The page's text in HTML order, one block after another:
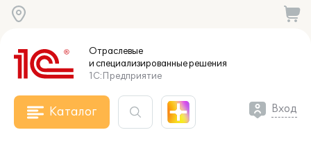
Отраслевые
и специализированныерешения
1С:Предприятие
Каталог Вход